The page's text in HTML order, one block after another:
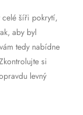
celé šíři pokrytí,
aby byl
tedy nabídne
si
levný